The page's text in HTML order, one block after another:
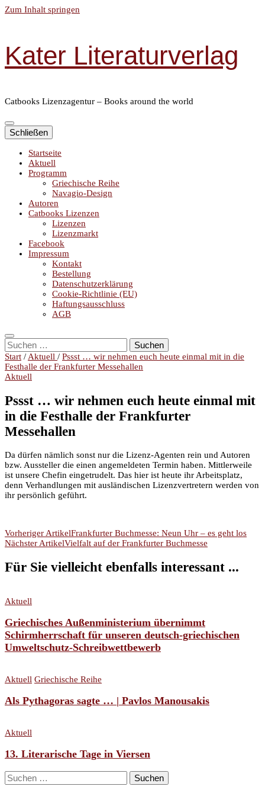
Zum Inhalt springen
Kater Literaturverlag
Catbooks Lizenzagentur – Books around the world
Schließen
Startseite
Aktuell
Programm
Griechische Reihe
Navagio-Design
Autoren
Catbooks Lizenzen
Lizenzen
Lizenzmarkt
Facebook
Impressum
Kontakt
Bestellung
Datenschutzerklärung
Cookie-Richtlinie (EU)
Haftungsausschluss
AGB
Suchen
nach:
Start / Aktuell / Pssst … wir nehmen euch heute einmal mit in die
Festhalle der Frankfurter Messehallen
Aktuell
Pssst … wir nehmen euch heute einmal mit
in die Festhalle der Frankfurter
Messehallen
Da dürfen nämlich sonst nur die Lizenz-Agenten rein und Autoren
bzw. Aussteller die einen angemeldeten Termin haben. Mittlerweile
ist unsere Chefin eingetrudelt. Das hier ist heute ihr Arbeitsplatz,
denn Verhandlungen mit ausländischen Lizenzvertretern werden von
ihr persönlich geführt.
Beitragsnavigation
Vorheriger ArtikelFrankfurter Buchmesse: Neun Uhr – es geht los
Nächster ArtikelVielfalt auf der Frankfurter Buchmesse
Für Sie vielleicht ebenfalls interessant ...
Aktuell
Griechisches Außenministerium übernimmt
Schirmherrschaft für unseren deutsch-griechischen
Umweltschutz-Schreibwettbewerb
Aktuell Griechische Reihe
Als Pythagoras sagte … | Pavlos Manousakis
Aktuell
13. Literarische Tage in Viersen
Suchen
nach: